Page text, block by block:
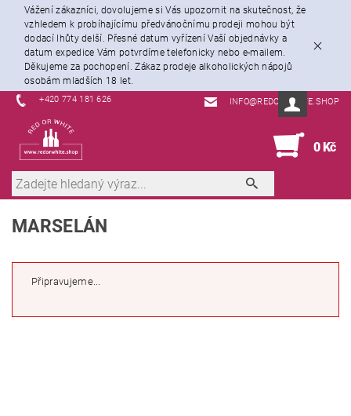
Vážení zákazníci, dovolujeme si Vás upozornit na skutečnost, že
vzhledem k probíhajícímu předvánočnímu prodeji mohou být
dodací lhůty delší. Přesné datum vyřízení Vaší objednávky a
datum expedice Vám potvrdíme telefonicky nebo e-mailem.
Děkujeme za pochopení. Zákaz prodeje alkoholických nápojů
osobám mladších 18 let.
+420 774 181 626 INFO@REDORWHITE.SHOP
0 Kč
MARSELÁN
Připravujeme...